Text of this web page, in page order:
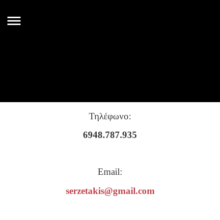
Τηλέφωνο:
6948.787.935
Email:
serzetakis@gmail.com